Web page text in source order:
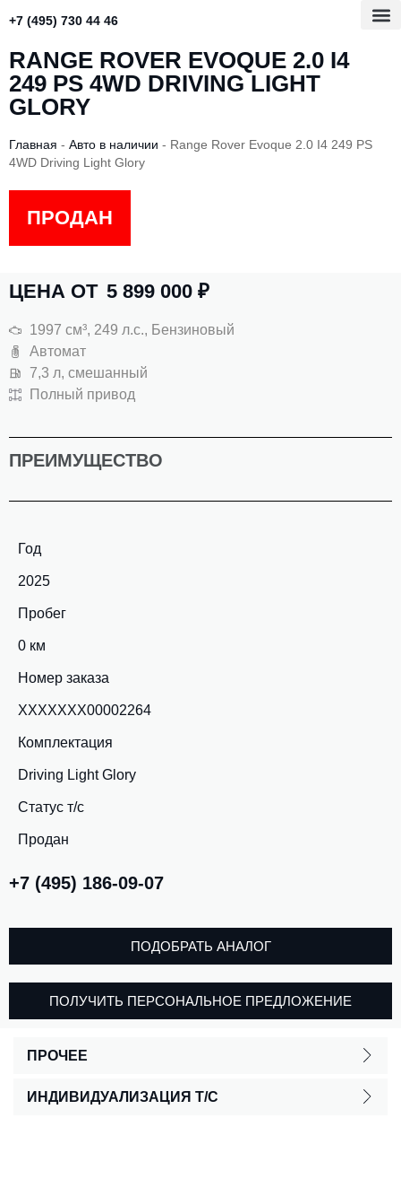
+7 (495) 730 44 46
RANGE ROVER EVOQUE 2.0 I4
249 PS 4WD DRIVING LIGHT
GLORY
Главная - Авто в наличии - Range Rover Evoque 2.0 I4 249 PS
4WD Driving Light Glory
ПРОДАН
ЦЕНА ОТ 5 899 000 ₽
1997 см³, 249 л.с., Бензиновый
Автомат
7,3 л, смешанный
Полный привод
ПРЕИМУЩЕСТВО
Год
2025
Пробег
0 км
Номер заказа
ХХХХХХХ00002264
Комплектация
Driving Light Glory
Статус т/с
Продан
+7 (495) 186-09-07
ПОДОБРАТЬ АНАЛОГ
ПОЛУЧИТЬ ПЕРСОНАЛЬНОЕ ПРЕДЛОЖЕНИЕ
ПРОЧЕЕ
ИНДИВИДУАЛИЗАЦИЯ Т/С